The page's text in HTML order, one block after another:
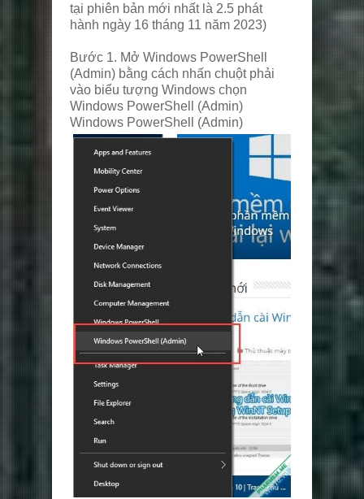
tại phiên bản mới nhất là 2.5 phát
hành ngày 16 tháng 11 năm 2023)
Bước 1. Mở Windows PowerShell
(Admin) bằng cách nhấn chuột phải
vào biểu tượng Windows chọn
Windows PowerShell (Admin)
Windows PowerShell (Admin)